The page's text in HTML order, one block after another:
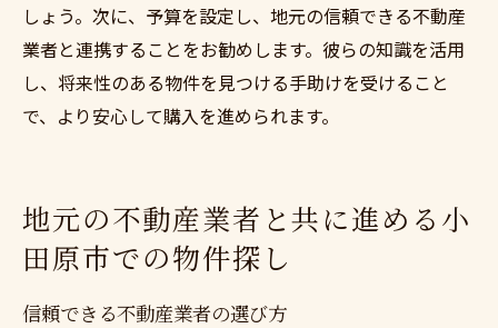
しょう。次に、予算を設定し、地元の信頼できる不動産
業者と連携することをお勧めします。彼らの知識を活用
し、将来性のある物件を見つける手助けを受けること
で、より安心して購入を進められます。
地元の不動産業者と共に進める小
田原市での物件探し
信頼できる不動産業者の選び方